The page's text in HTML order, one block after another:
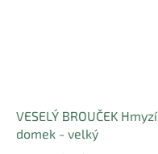
VESELÝ BROUČEK Hmyzí
domek - velký